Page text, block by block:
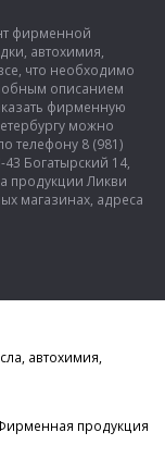
фирменной
автохимия,
что необходимо
описанием
фирменную
можно
телефону 8 (981)
43 Богатырский 14,
продукции Ликви
магазинах, адреса
автохимия,
продукция